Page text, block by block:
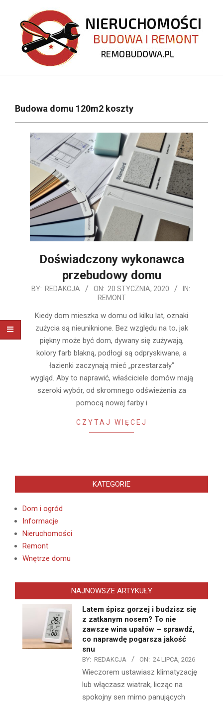
content
REMOBUDOWA.PL
NavigationBudowa domu 120m2 koszty
Doświadczony wykonawca
przebudowy domu
2020-
20
BY: REDAKCJA ON: 20 STYCZNIA, 2020
IN:
REMONT
Kiedy dom mieszka w domu od kilku lat, oznaki
zużycia są nieuniknione. Bez względu na to, jak
piękny może być dom, dywany się zużywają,
kolory farb blakną, podłogi są odpryskiwane, a
łazienki zaczynają mieć „przestarzały”
wygląd. Aby to naprawić, właściciele domów mają
szeroki wybór, od skromnego odświeżenia za
pomocą nowej farby i
CZYTAJ WIĘCEJ
KATEGORIE
Dom i ogród
Informacje
Nieruchomości
Remont
Wnętrze domu
NAJNOWSZE ARTYKUŁY
Latem śpisz gorzej i budzisz się
z zatkanym nosem? To nie
zawsze wina upałów – sprawdź,
co naprawdę pogarsza jakość
snu
BY: REDAKCJA ON: 24 LIPCA, 2026
Wieczorem ustawiasz klimatyzację
lub włączasz wiatrak, licząc na
spokojny sen mimo panujących